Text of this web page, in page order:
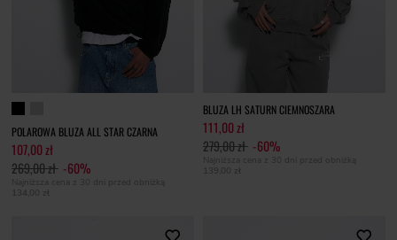
POLAROWA BLUZA ALL STAR CZARNA
107,00 zł
269,00 zł -60%
Najniższa cena z 30 dni przed obniżką
134,00 zł
BLUZA LH SATURN CIEMNOSZARA
111,00 zł
279,00 zł -60%
Najniższa cena z 30 dni przed obniżką
139,00 zł